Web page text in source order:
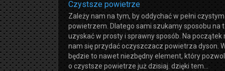
Czystsze powietrze
Zależy nam na tym, by oddychać w pełni czystym
powietrzem. Dlatego sami szukamy sposobu na
uzyskać w prosty i sprawny sposób. Na początek
nam się przydać oczyszczacz powietrza dyson.
będzie to nawet niezbędny element, który
o czystsze powietrze już dzisiaj. dzięki tem...